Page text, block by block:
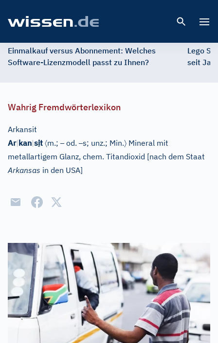
Einmalkauf versus Abonnement: Welches
Software-Lizenzmodell passt zu Ihnen?
Lego
seit
Wahrig Fremdwörterlexikon
Arkansit
Ar|kan|sit 〈m.;–od.–s; unz.; Min.〉 Mineral mit
metallartigem Glanz, chem. Titandioxid [nach dem Staat
Arkansas in den USA]